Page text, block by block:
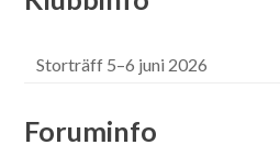
Storträff 5–6 juni 2026
Foruminfo